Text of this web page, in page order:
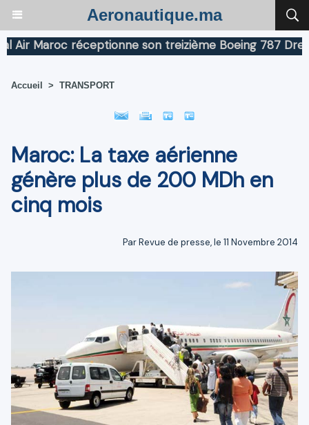
Aeronautique.ma
Maroc réceptionne son treizième Boeing 787
Accueil > TRANSPORT
Maroc: La taxe aérienne
génère plus de 200 MDh en
cinq mois
Par Revue de presse, le 11 Novembre 2014